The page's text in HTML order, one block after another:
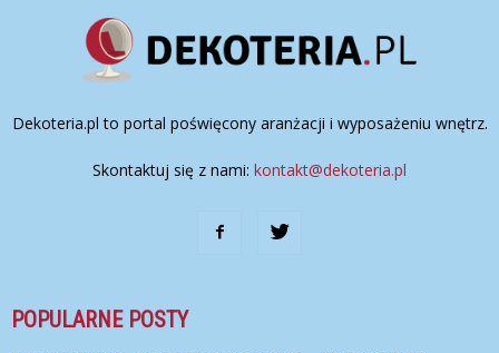
Dekoteria.pl to portal poświęcony aranżacji i wyposażeniu wnętrz.
Skontaktuj się z nami: kontakt@dekoteria.pl
POPULARNE POSTY